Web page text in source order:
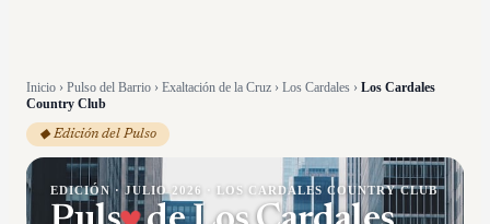
Inicio › Pulso del Barrio › Exaltación de la Cruz › Los Cardales › Los Cardales
Country Club
◆ Edición del Pulso
EDICIÓN · JULIO 2026 LOS CARDALES COUNTRY CLUB